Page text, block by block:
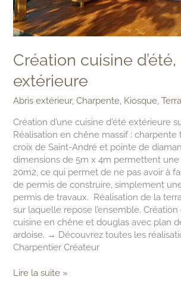
Création cuisine
extérieure
Abris extérieur,Charpente Kiosque ,
Création d’une cuisine d’été extérieure
Réalisation en chêne massif : charpente
croix de Saint-André et pointe de
dimensions de 5m x 4m permettent
20m2, ce qui permet de ne pas avoir à
de permis de construire, simplement
permis de travaux. Réalisation de la
sur laquelle repose l’ensemble. Création
cuisine en chêne et douglas avec plan
ardoise. → Découvrez toutes les
Charpentier Créateur
Lire la suite »